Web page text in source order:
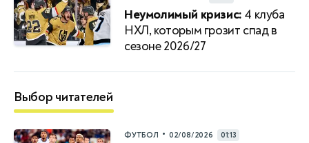
Неумолимый кризис: 4 клуба
НХЛ, которым грозит спад в
сезоне 2026/27
Выбор читателей
ФУТБОЛ • 02/08/2026 01:13